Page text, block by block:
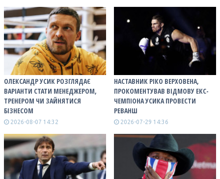
ОЛЕКСАНДР УСИК РОЗГЛЯДАЄ
ВАРІАНТИ СТАТИ МЕНЕДЖЕРОМ,
ТРЕНЕРОМ ЧИ ЗАЙНЯТИСЯ
БІЗНЕСОМ
2026-08-07 14:32
НАСТАВНИК РІКО ВЕРХОВЕНА,
ПРОКОМЕНТУВАВ ВІДМОВУ ЕКС-
ЧЕМПІОНА УСИКА ПРОВЕСТИ
РЕВАНШ
2026-07-29 14:36